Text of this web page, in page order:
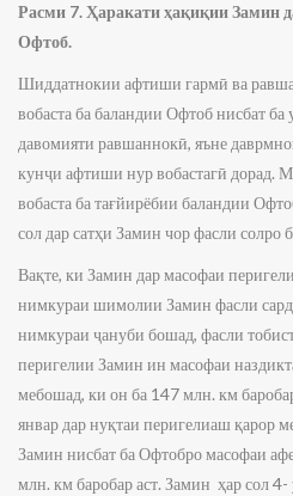
Расми 7. Ҳаракати ҳақиқии Замин
Офтоб.
Шиддатнокии афтиши гармӣ ва
вобаста ба баландии Офтоб нисбат ба
давомияти равшаннокӣ, яъне
кунҷи афтиши нур вобастагӣ дорад.
вобаста ба тағйирёбии баландии
сол дар сатҳи Замин чор фасли солро
Вақте, ки Замин дар масофаи
нимкураи шимолии Замин фасли
нимкураи ҷануби бошад, фасли
перигелии Замин ин масофаи
мебошад, ки он ба 147 млн. км
январ дар нуқтаи перигелиаш қарор
Замин нисбат ба Офтобро масофаи
млн. км баробар аст. Замин ҳар сол